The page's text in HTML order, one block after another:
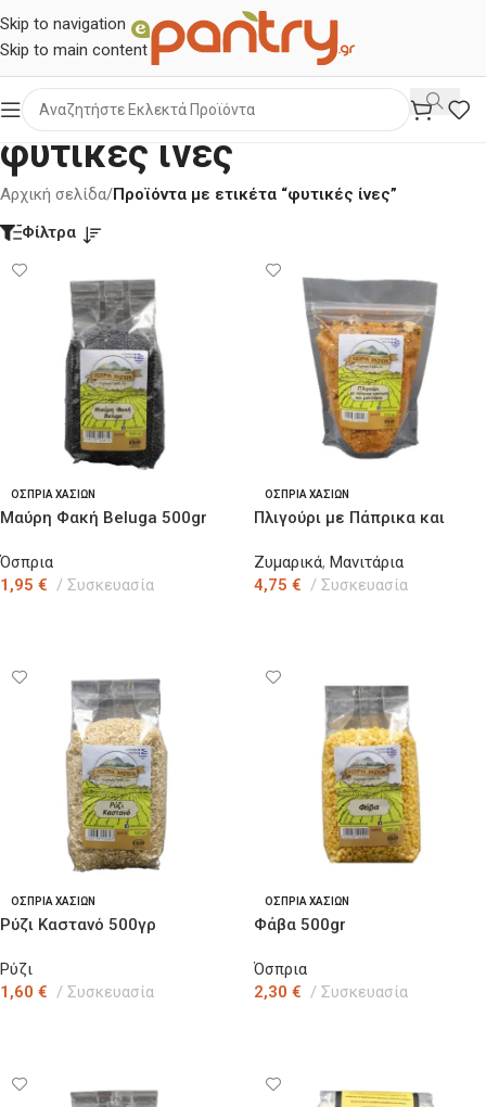
Skip to navigation
Skip to main content
φυτικές ίνες
Αρχική σελίδα/Προϊόντα με ετικέτα “φυτικές ίνες”
Φίλτρα
ΟΣΠΡΙΑ ΧΑΣΙΩΝ
Μαύρη Φακή Beluga 500gr
Όσπρια
1,95 € Συσκευασία
ΟΣΠΡΙΑ ΧΑΣΙΩΝ
Πλιγούρι με Πάπρικα και
Ζυμαρικά, Μανιτάρια
4,75 € Συσκευασία
ΟΣΠΡΙΑ ΧΑΣΙΩΝ
Ρύζι Καστανό 500γρ
Ρύζι
1,60 € Συσκευασία
ΟΣΠΡΙΑ ΧΑΣΙΩΝ
Φάβα 500gr
Όσπρια
2,30 € Συσκευασία